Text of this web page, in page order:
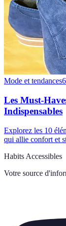
Mode et tendances6
Les Must-
Indispensables
Explorez les 10
qui allie confort et
Habits Accessibles
Votre source